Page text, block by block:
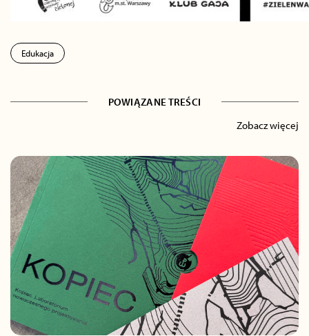
Edukacja
POWIĄZANE TREŚCI
Zobacz więcej